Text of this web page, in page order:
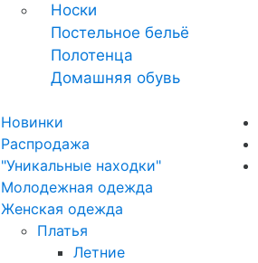
Носки
Постельное бельё
Полотенца
Домашняя обувь
Новинки
Распродажа
"Уникальные находки"
Молодежная одежда
Женская одежда
Платья
Летние